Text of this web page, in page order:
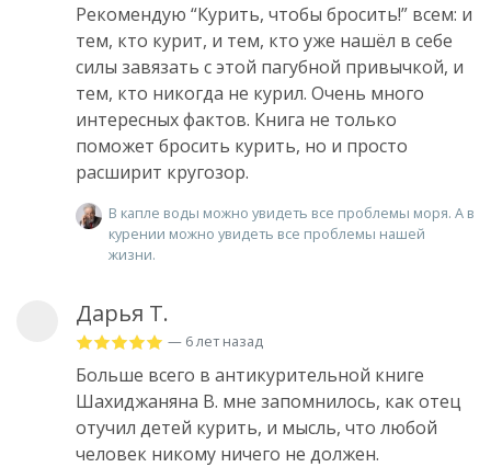
Рекомендую “Курить, чтобы бросить!” всем: и
тем, кто курит, и тем, кто уже нашёл в себе
силы завязать с этой пагубной привычкой, и
тем, кто никогда не курил. Очень много
интересных фактов. Книга не только
поможет бросить курить, но и просто
расширит кругозор.
В капле воды можно увидеть все проблемы моря. А в
курении можно увидеть все проблемы нашей
жизни.
Дарья Т.
— 6 лет назад
Больше всего в антикурительной книге
Шахиджаняна В. мне запомнилось, как отец
отучил детей курить, и мысль, что любой
человек никому ничего не должен.